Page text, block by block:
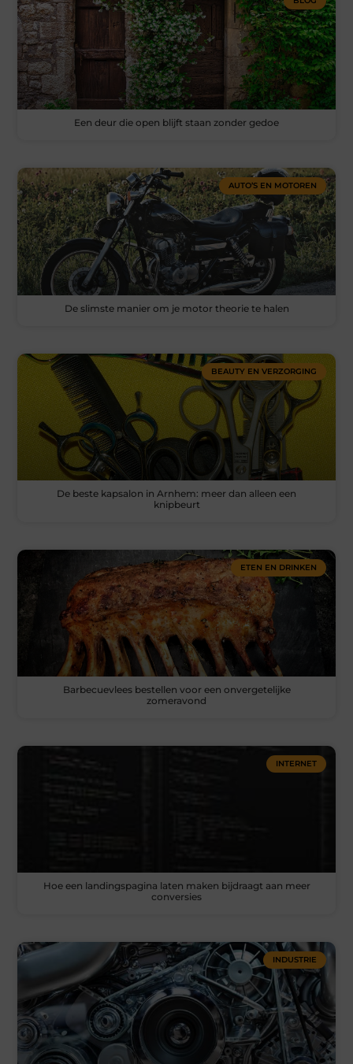
Een deur die open blijft staan zonder gedoe
AUTO’S EN MOTOREN
De slimste manier om je motor theorie te halen
BEAUTY EN VERZORGING
De beste kapsalon in Arnhem: meer dan alleen een
knipbeurt
ETEN EN DRINKEN
Barbecuevlees bestellen voor een onvergetelijke
zomeravond
INTERNET
Hoe een landingspagina laten maken bijdraagt aan meer
conversies
INDUSTRIE